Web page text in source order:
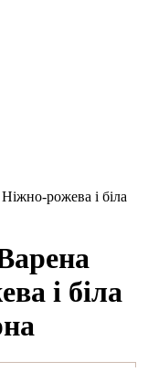
рожева і біла
і біла